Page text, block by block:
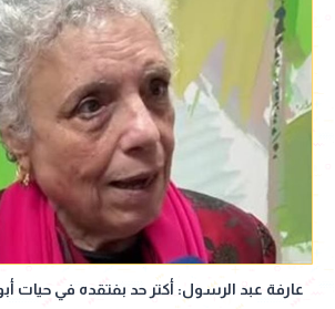
عارفة عبد الرسول: أكتر حد بفتقده في حيات